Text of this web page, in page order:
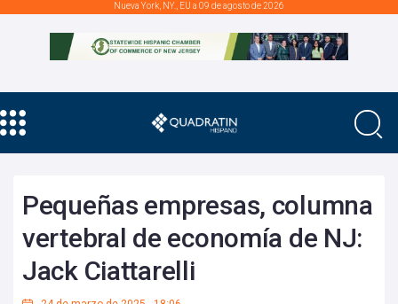
Nueva York, NY., EU a 09 de agosto de 2026
Pequeñas empresas, columna
vertebral de economía de NJ:
Jack Ciattarelli